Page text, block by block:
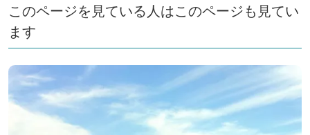
このページを見ている人はこのページも見てい
ます